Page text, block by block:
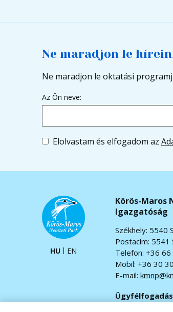
Ne maradjon le
Ne maradjon le oktatási
Az Ön neve:
Elolvastam és elfogadom az
HU EN
Körös-Maros
Igazgatóság
Székhely: 5540
Postacím: 5541
Telefon: +36
Mobil: +36 30
E-mail: